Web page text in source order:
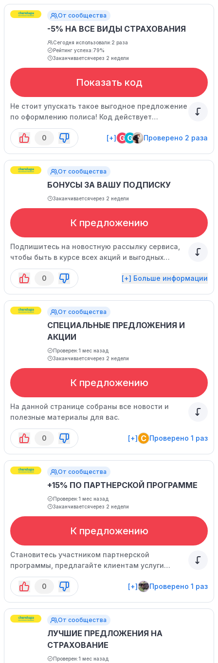
От сообщества
-5% НА ВСЕ ВИДЫ СТРАХОВАНИЯ
Сегодня использовали:2 раза
Рейтинг успеха:79%
Заканчиваетсячерез 2 недели
Показать код
Не стоит упускать такое выгодное предложение
по оформлению полиса! Код действует
ограниченное время.
0
[+] G G Проверено 2 раза
От сообщества
БОНУСЫ ЗА ВАШУ ПОДПИСКУ
Заканчиваетсячерез 2 недели
К предложению
Подпишитесь на новостную рассылку сервиса,
чтобы быть в курсе всех акций и выгодных
предложений.
0
[+] Больше информации
От сообщества
СПЕЦИАЛЬНЫЕ ПРЕДЛОЖЕНИЯ И
АКЦИИ
Проверен:1 мес назад
Заканчиваетсячерез 2 недели
К предложению
На данной странице собраны все новости и
полезные материалы для вас.
0 [+] C Проверено 1 раз
От сообщества
+15% ПО ПАРТНЕРСКОЙ ПРОГРАММЕ
Проверен:1 мес назад
Заканчиваетсячерез 2 недели
К предложению
Становитесь участником партнерской
программы, предлагайте клиентам услуги
сервиса и зарабатывайте деньги - 15% от
стоимости каждого страхования!
0 [+] Проверено 1 раз
От сообщества
ЛУЧШИЕ ПРЕДЛОЖЕНИЯ НА
СТРАХОВАНИЕ
Проверен:1 мес назад